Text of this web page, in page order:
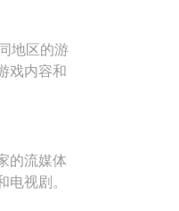
地区的游
戏内容和
的流媒体
视剧。